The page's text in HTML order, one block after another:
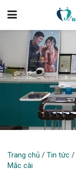
Trang chủ / Tin tức /
Mắc cài